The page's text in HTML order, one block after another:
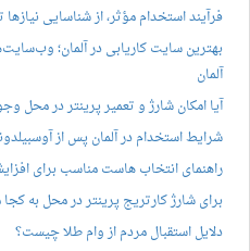
فرآیند استخدام مؤثر، از شناسایی
بهترین سایت کاریابی در آلمان؛
آلمان
آیا امکان شارژ و تعمیر پرینتر در محل
شرایط استخدام در آلمان پس از
راهنمای انتخاب هاست مناسب برای
برای شارژ کارتریج پرینتر در محل به
دلایل استقبال مردم از وام طلا چیست؟